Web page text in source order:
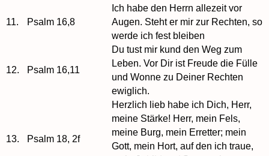
11. Psalm 16,8
Ich habe den Herrn allezeit vor
Augen. Steht er mir zur Rechten, so
werde ich fest bleiben
12. Psalm 16,11
Du tust mir kund den Weg zum
Leben. Vor Dir ist Freude die Fülle
und Wonne zu Deiner Rechten
ewiglich.
13. Psalm 18, 2f
Herzlich lieb habe ich Dich, Herr,
meine Stärke! Herr, mein Fels,
meine Burg, mein Erretter; mein
Gott, mein Hort, auf den ich traue,